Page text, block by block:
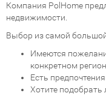
Компания PolHome
недвижимости.
Выбор из самой
Имеются
конкретном
Есть
Хотите